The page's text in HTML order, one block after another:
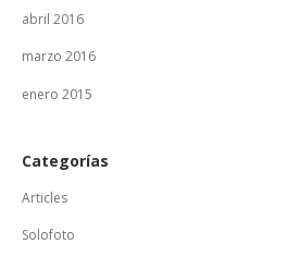
abril 2016
marzo 2016
enero 2015
Categorías
Articles
Solofoto